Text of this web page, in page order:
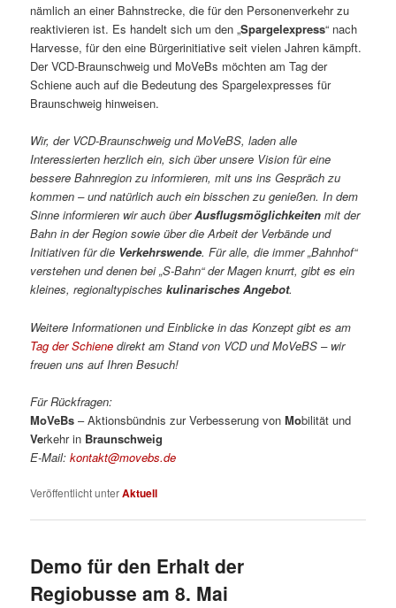
nämlich an einer Bahnstrecke, die für den Personenverkehr zu
reaktivieren ist. Es handelt sich um den „Spargelexpress“ nach
Harvesse, für den eine Bürgerinitiative seit vielen Jahren kämpft.
Der VCD-Braunschweig und MoVeBs möchten am Tag der
Schiene auch auf die Bedeutung des Spargelexpresses für
Braunschweig hinweisen.
Wir, der VCD-Braunschweig und MoVeBS, laden alle
Interessierten herzlich ein, sich über unsere Vision für eine
bessere Bahnregion zu informieren, mit uns ins Gespräch zu
kommen – und natürlich auch ein bisschen zu genießen. In dem
Sinne informieren wir auch überAusflugsmöglichkeiten mit der
Bahn in der Region sowie über die Arbeit der Verbände und
Initiativen für die Verkehrswende. Für alle, die immer „Bahnhof“
verstehen und denen bei „S-Bahn“ der Magen knurrt, gibt es ein
kleines, regionaltypischeskulinarisches Angebot.
Weitere Informationen und Einblicke in das Konzept gibt es am
Tag der Schiene direkt am Stand von VCD und MoVeBS – wir
freuen uns auf Ihren Besuch!
Für Rückfragen:
MoVeBs – Aktionsbündnis zur Verbesserung vonMobilität und
Verkehr in Braunschweig
E-Mail:kontakt@movebs.de
Veröffentlicht unterAktuell
Demo für den Erhalt der
Regiobusse am 8. Mai